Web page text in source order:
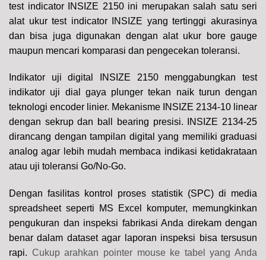
test indicator INSIZE 2150 ini merupakan salah satu seri
alat ukur test indicator INSIZE yang tertinggi akurasinya
dan bisa juga digunakan dengan alat ukur bore gauge
maupun mencari komparasi dan pengecekan toleransi.
Indikator uji digital INSIZE 2150 menggabungkan test
indikator uji dial gaya plunger tekan naik turun dengan
teknologi encoder linier. Mekanisme INSIZE 2134-10 linear
dengan sekrup dan ball bearing presisi.
INSIZE 2134-25
dirancang dengan tampilan digital yang memiliki graduasi
analog agar lebih mudah membaca indikasi ketidakrataan
atau uji toleransi Go/No-Go.
Dengan fasilitas kontrol proses statistik (SPC) di media
spreadsheet seperti MS Excel komputer, memungkinkan
pengukuran dan inspeksi fabrikasi Anda direkam dengan
benar dalam dataset agar laporan inspeksi bisa tersusun
rapi. Cukup arahkan pointer mouse ke tabel yang Anda